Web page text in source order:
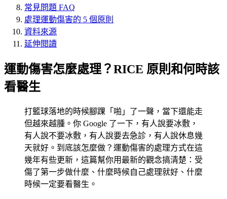
常見問題 FAQ
處理運動傷害的 5 個原則
資料來源
延伸閱讀
運動傷害怎麼處理？RICE 原則和何時該
看醫生
打籃球落地的時候腳踝「啪」了一聲，當下還能走
但越來越腫。你 Google 了一下，有人說要冰敷，
有人說不要冰敷，有人說要去急診，有人說休息幾
天就好。到底該怎麼做？運動傷害的處理方式在這
幾年有些更新，這篇幫你用最新的觀念搞清楚：受
傷了第一步做什麼、什麼時候自己處理就好、什麼
時候一定要看醫生。